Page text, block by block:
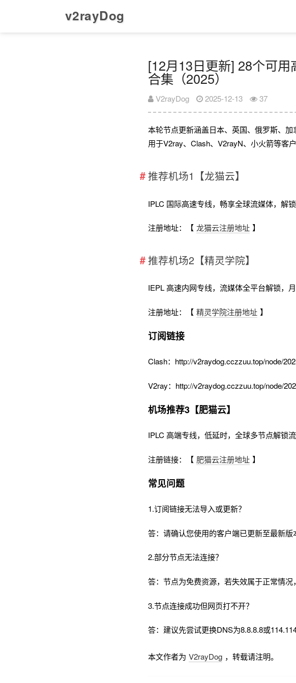
v2rayDog
[12月13日更新] 28个可
合集（2025）
V2rayDog 2025-12-13 37
本轮节点更新涵盖日本、英国、俄罗斯、
用于V2ray、Clash、V2rayN、小火箭等客
推荐机场1【龙猫云】
IPLC 国际高速专线，畅享全球流媒体，解
注册地址：【 龙猫云注册地址 】
推荐机场2【精灵学院】
IEPL 高速内网专线，流媒体全平台解锁，
注册地址：【 精灵学院注册地址 】
订阅链接
Clash：http://v2raydog.cczzuu.top/node/
V2ray：http://v2raydog.cczzuu.top/node/
机场推荐3【肥猫云】
IPLC 高端专线，低延时，全球多节点解锁
注册链接：【 肥猫云注册地址 】
常见问题
1.订阅链接无法导入或更新？
答：请确认您使用的客户端已更新至最新版
2.部分节点无法连接？
答：节点为免费资源，若失效属于正常情况
3.节点连接成功但网页打不开？
答：建议先尝试更换DNS为8.8.8.8或
本文作者为 V2rayDog ，转载请注明。